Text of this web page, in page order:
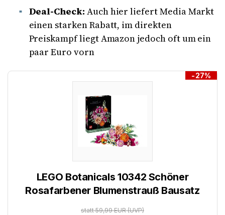
Deal-Check: Auch hier liefert Media Markt
einen starken Rabatt, im direkten
Preiskampf liegt Amazon jedoch oft um ein
paar Euro vorn
-27%
LEGO Botanicals 10342 Schöner
Rosafarbener Blumenstrauß Bausatz
statt 59,99 EUR(UVP)